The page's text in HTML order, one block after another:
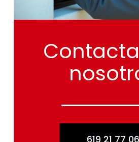
Contacta
619 21 77 06